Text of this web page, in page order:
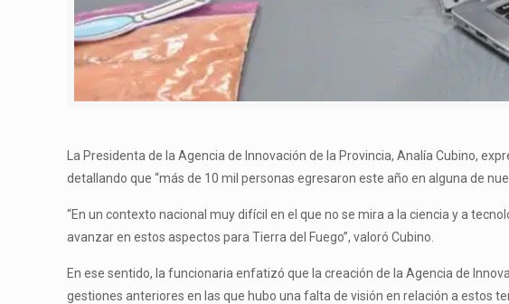
La Presidenta de la Agencia de Innovación de la Provincia, Analía Cubino,
detallando que “más de 10 mil personas egresaron este año en alguna de
“En un contexto nacional muy difícil en el que no se mira a la ciencia y a
avanzar en estos aspectos para Tierra del Fuego”, valoró Cubino.
En ese sentido, la funcionaria enfatizó que la creación de la Agencia de
gestiones anteriores en las que hubo una falta de visión en relación a estos